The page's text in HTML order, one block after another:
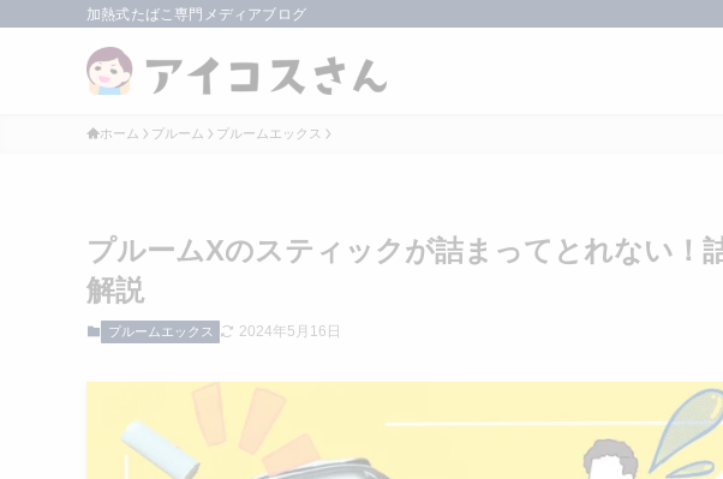
加熱式たばこ専門メディアブログ
ホーム プルーム プルームエックス
プルームXのスティックが詰まってとれない！
解説
プルームエックス 2024年5月16日